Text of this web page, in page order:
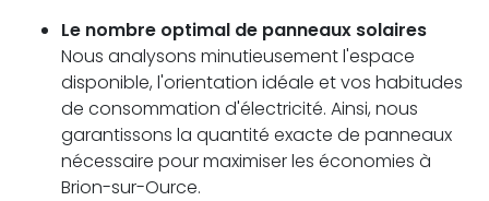
Le nombre optimal de panneaux solaires
Nous analysons minutieusement l'espace
disponible, l'orientation idéale et vos habitudes
de consommation d'électricité. Ainsi, nous
garantissons la quantité exacte de panneaux
nécessaire pour maximiser les économies à
Brion-sur-Ource.